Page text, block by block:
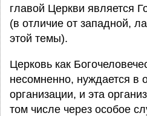
главой Церкви является
(в отличие от западной,
этой темы).
Церковь как
несомненно, нуждается в
организации, и эта
том числе через особое